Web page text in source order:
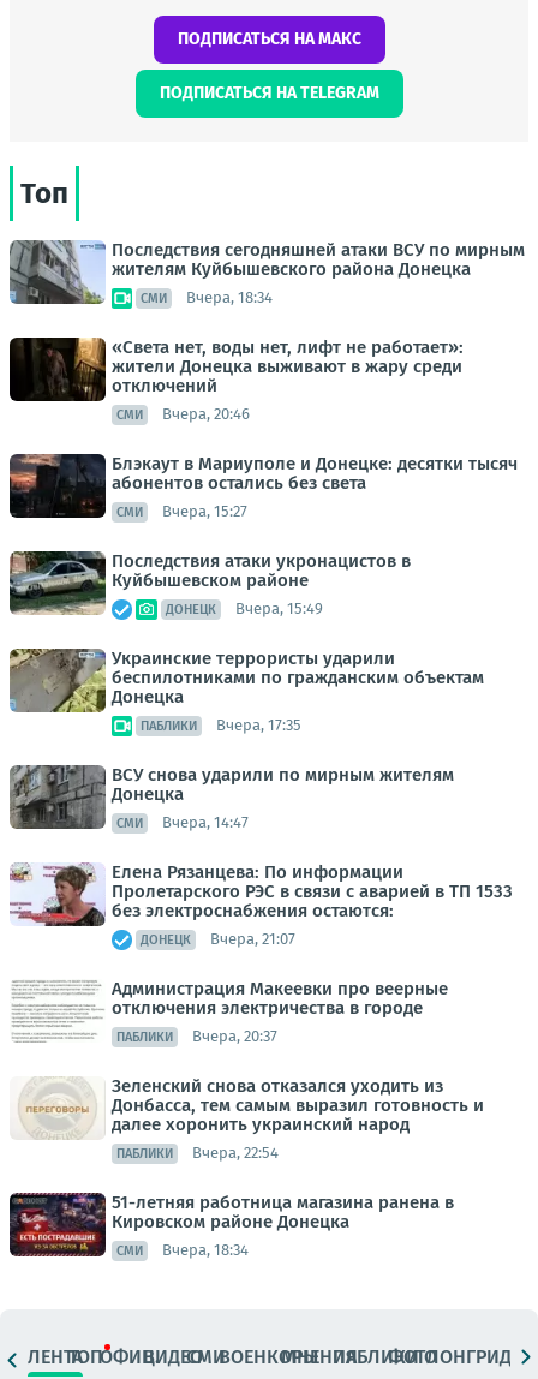
ПОДПИСАТЬСЯ НА МАКС
ПОДПИСАТЬСЯ НА TELEGRAM
Топ
Последствия сегодняшней атаки ВСУ по мирным
жителям Куйбышевского района Донецка
СМИ Вчера, 18:34
«Света нет, воды нет, лифт не работает»:
жители Донецка выживают в жару среди
отключений
СМИ Вчера, 20:46
Блэкаут в Мариуполе и Донецке: десятки тысяч
абонентов остались без света
СМИ Вчера, 15:27
Последствия атаки укронацистов в
Куйбышевском районе
ДОНЕЦК Вчера, 15:49
Украинские террористы ударили
беспилотниками по гражданским объектам
Донецка
ПАБЛИКИ Вчера, 17:35
ВСУ снова ударили по мирным жителям
Донецка
СМИ Вчера, 14:47
Елена Рязанцева: По информации
Пролетарского РЭС в связи с аварией в ТП 1533
без электроснабжения остаются:
ДОНЕЦК Вчера, 21:07
Администрация Макеевки про веерные
отключения электричества в городе
ПАБЛИКИ Вчера, 20:37
Зеленский снова отказался уходить из
Донбасса, тем самым выразил готовность и
далее хоронить украинский народ
ПАБЛИКИ Вчера, 22:54
51-летняя работница магазина ранена в
Кировском районе Донецка
СМИ Вчера, 18:34
ЛЕНТАТОПОФИЦ.ВИДЕОСМИВОЕНКОРЫМНЕНИЯПАБЛИКИ
ФОТОЛОНГРИДЫ